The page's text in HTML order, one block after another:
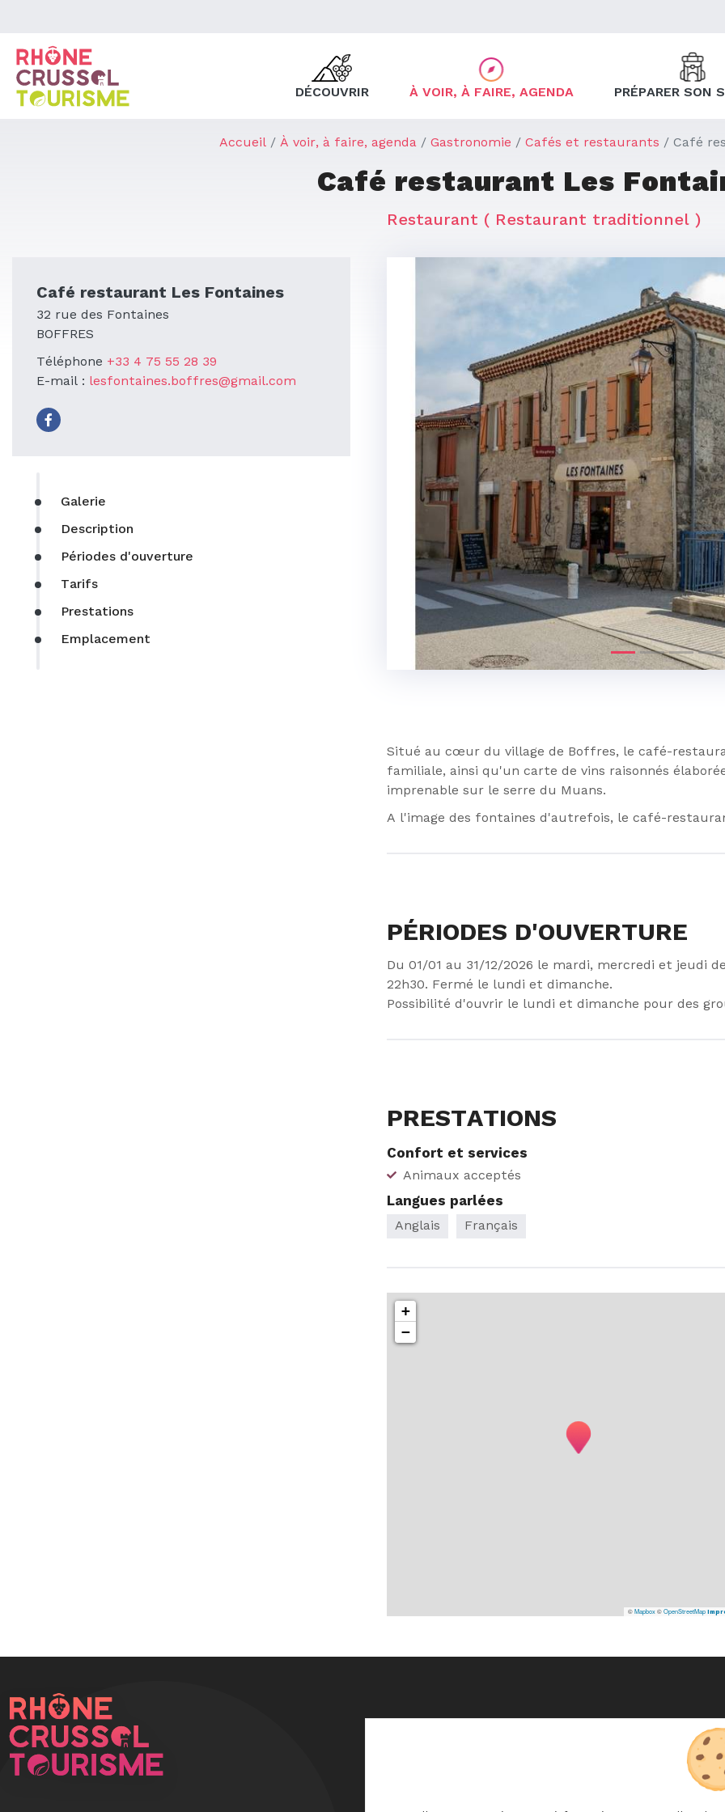
DÉCOUVRIR À VOIR, À FAIRE, AGENDA PRÉPARER SON
Accueil À voir, à faire, agenda Gastronomie Cafés et restaurants Café
Café restaurant Les
Restaurant ( Restaurant traditionnel )
Café restaurant Les Fontaines
32 rue des Fontaines
BOFFRES
Téléphone +33 4 75 55 28 39
E-mail : lesfontaines.boffres@gmail.com
Galerie
Description
Périodes d'ouverture
Tarifs
Prestations
Emplacement
Précédent
Situé au cœur du village de Boffres, le café-
familiale, ainsi qu'un carte de vins raisonnés
imprenable sur le serre du Muans.
A l'image des fontaines d'autrefois, le café-
PÉRIODES D'OUVERTURE
Du 01/01 au 31/12/2026 le mardi, mercredi et jeudi
22h30. Fermé le lundi et dimanche.
Possibilité d'ouvrir le lundi et dimanche pour des
PRESTATIONS
Confort et services
Animaux acceptés
Langues parlées
Anglais Français
+
−
©Mapbox©OpenStreetMap